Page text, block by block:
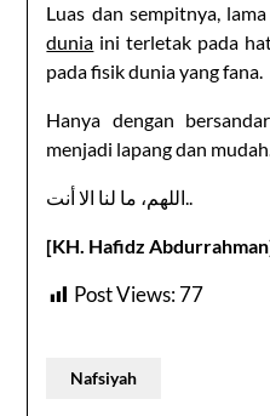
Luas dan sempitnya,
dunia ini terletak pada
pada fisik dunia yang fana.
Hanya dengan
menjadi lapang dan
اللهم، ما لنا الا أنت..
[KH. Hafidz
Post Views:77
Nafsiyah